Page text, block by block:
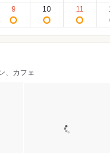
9 10 11
、カフェ